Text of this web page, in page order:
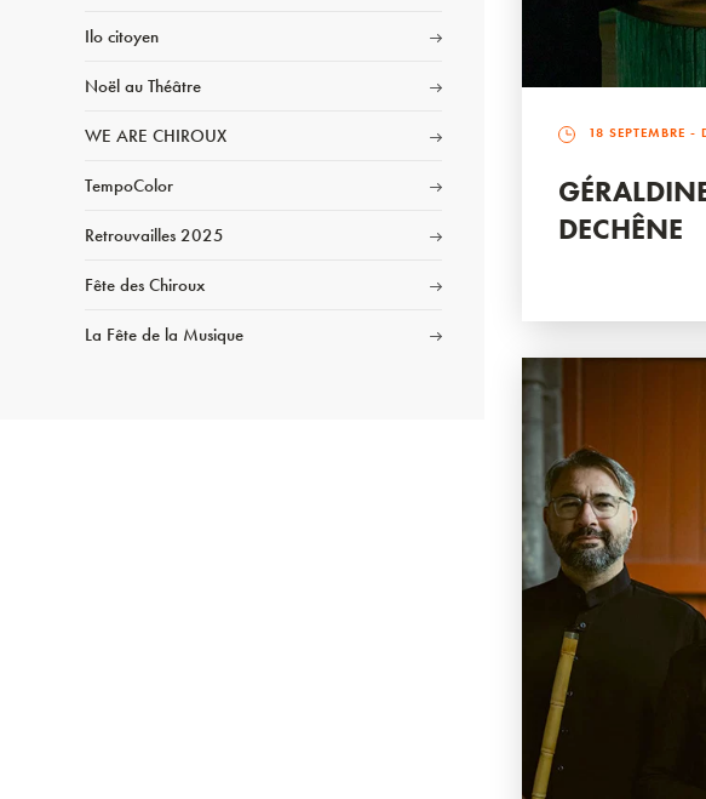
Ilo citoyen
Noël au Théâtre
WE ARE CHIROUX
TempoColor
Retrouvailles 2025
Fête des Chiroux
La Fête de la Musique
18 SEPTEMBRE -
DECHÊNE